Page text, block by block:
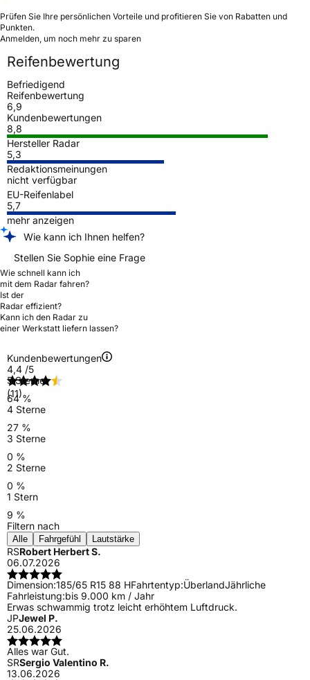
Prüfen Sie Ihre persönlichen Vorteile und profitieren Sie von Rabatten und
Punkten.
Anmelden, um noch mehr zu sparen
Reifenbewertung
Befriedigend
Reifenbewertung
6,9
Kundenbewertungen
8,8
Hersteller Radar
5,3
Redaktionsmeinungen
nicht verfügbar
EU-Reifenlabel
5,7
mehr anzeigen
Wie kann ich Ihnen helfen?
Stellen Sie Sophie eine Frage
Wie schnell kann ich
mit dem Radar fahren?
Ist der
Radar effizient?
Kann ich den Radar zu
einer Werkstatt liefern lassen?
Kundenbewertungen
4,4 /5
(11)
5 Sterne
64 %
4 Sterne
27 %
3 Sterne
0 %
2 Sterne
0 %
1 Stern
9 %
Filtern nach
Alle Fahrgefühl Lautstärke
RSRobert Herbert S.
06.07.2026
Dimension:185/65 R15 88 HFahrtentyp:ÜberlandJährliche
Fahrleistung:bis 9.000 km / Jahr
Erwas schwammig trotz leicht erhöhtem Luftdruck.
JPJewel P.
25.06.2026
Alles war Gut.
SRSergio Valentino R.
13.06.2026